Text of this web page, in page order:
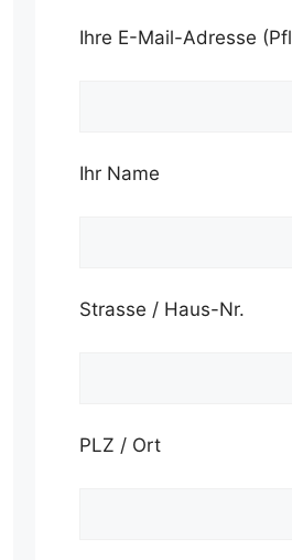
Ihre E-Mail-Adresse
Ihr Name
Strasse / Haus-Nr.
PLZ / Ort